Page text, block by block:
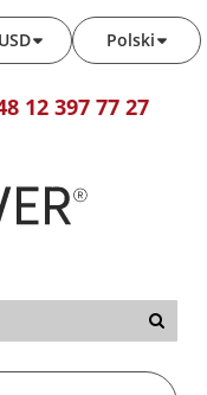
Polski
USD
12 397 77 27